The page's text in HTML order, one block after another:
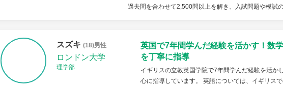
過去問を合わせて2,500問以上を解き、入試問題や模試
スズキ (18)男性
ロンドン大学
理学部
英国で7年間学んだ経験を活かす！数
を丁寧に指導
イギリスの立教英国学院で7年間学んだ経験を活か
心に指導しています。 英語については、イギリス